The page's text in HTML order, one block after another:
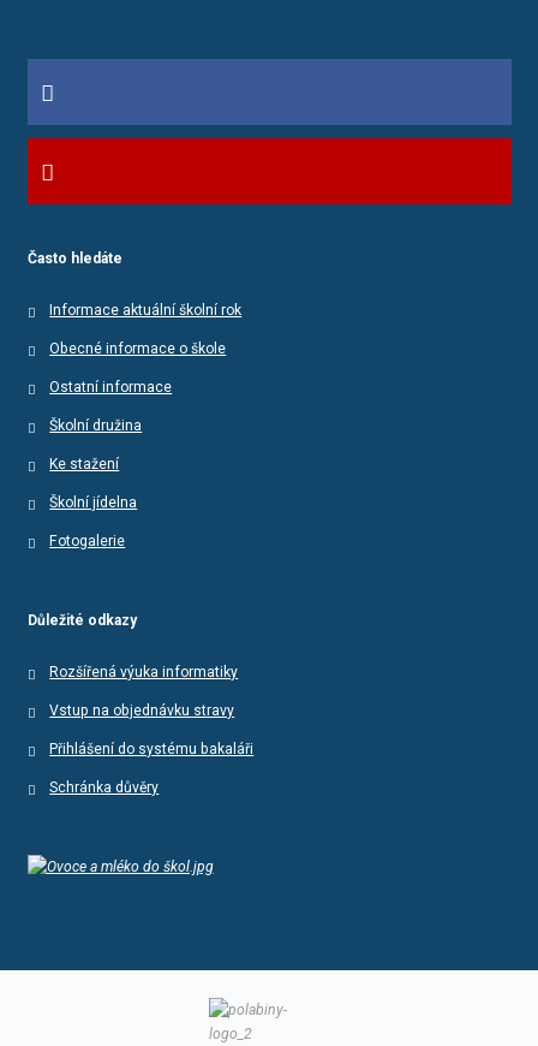
Často hledáte
Informace aktuální školní rok
Obecné informace o škole
Ostatní informace
Školní družina
Ke stažení
Školní jídelna
Fotogalerie
Důležité odkazy
Rozšířená výuka informatiky
Vstup na objednávku stravy
Přihlášení do systému bakaláři
Schránka důvěry